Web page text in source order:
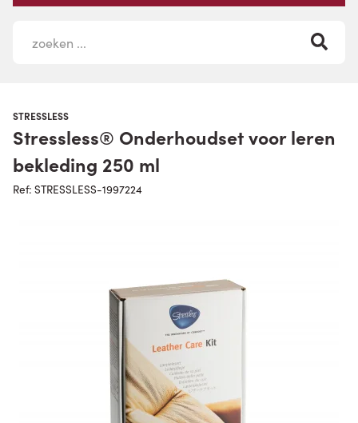
STRESSLESS
Stressless® Onderhoudset voor leren
bekleding 250 ml
Ref: STRESSLESS-1997224